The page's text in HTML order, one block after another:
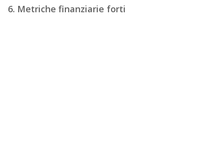
6. Metriche finanziarie forti